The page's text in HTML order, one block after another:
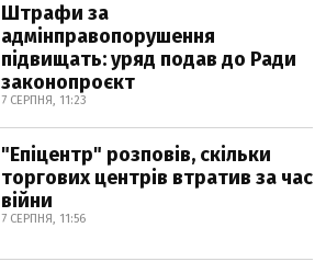
Штрафи за
адмінправопорушення
підвищать: уряд подав до Ради
законопроєкт
7 СЕРПНЯ, 11:23
"Епіцентр" розповів, скільки
торгових центрів втратив за час
війни
7 СЕРПНЯ, 11:56